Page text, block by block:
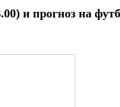
и прогноз на